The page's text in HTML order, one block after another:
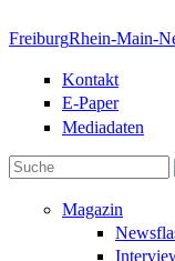
FreiburgRhein-Main-
Kontakt
E-Paper
Mediadaten
Magazin